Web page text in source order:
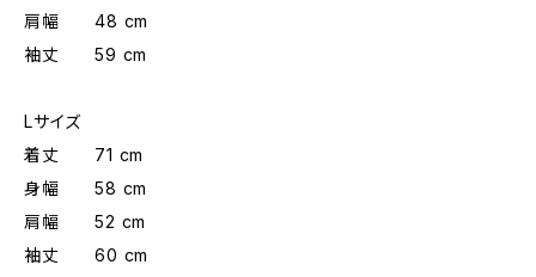
肩幅 48 cm
袖丈 59 cm
Lサイズ
着丈 71 cm
身幅 58 cm
肩幅 52 cm
袖丈 60 cm